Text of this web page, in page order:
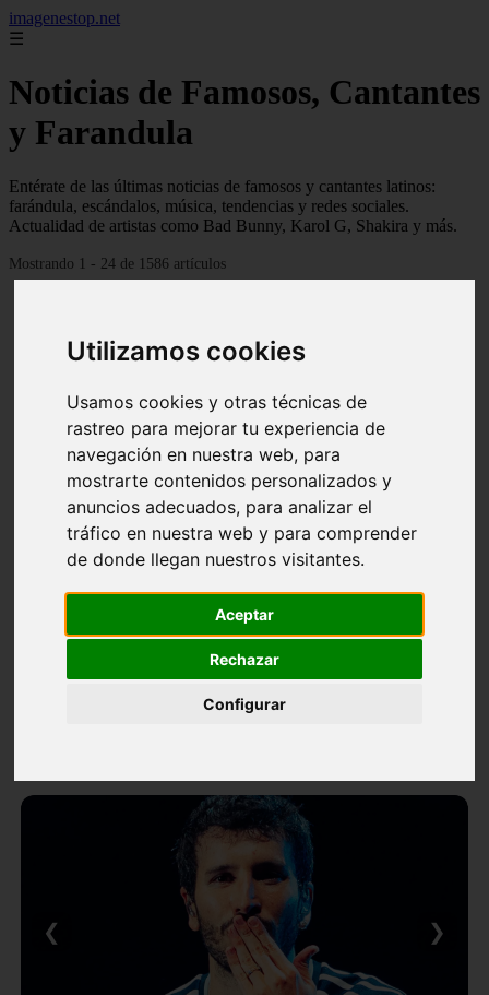
Utilizamos cookies
Usamos cookies y otras técnicas de
rastreo para mejorar tu experiencia de
navegación en nuestra web, para
mostrarte contenidos personalizados y
anuncios adecuados, para analizar el
tráfico en nuestra web y para comprender
de donde llegan nuestros visitantes.
Aceptar
Rechazar
Configurar
imagenestop.net
☰
Noticias de Famosos, Cantantes
y Farandula
Entérate de las últimas noticias de famosos y cantantes latinos:
farándula, escándalos, música, tendencias y redes sociales.
Actualidad de artistas como Bad Bunny, Karol G, Shakira y más.
Mostrando 1 - 24 de 1586 artículos
❮ ❯